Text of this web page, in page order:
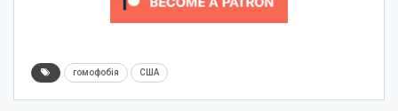
гомофобія США